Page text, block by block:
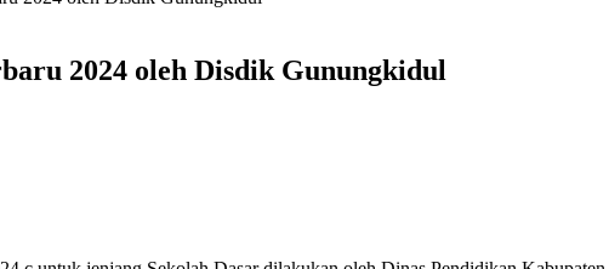
2024 oleh Disdik Gunungkidul